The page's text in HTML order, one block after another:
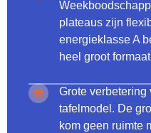
plateaus zijn
energieklasse A
heel groot
Grote verbetering
tafelmodel. De
kom geen ruimte